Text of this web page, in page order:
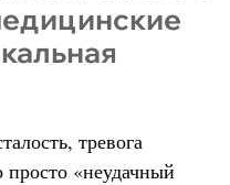
тревога
просто «неудачный